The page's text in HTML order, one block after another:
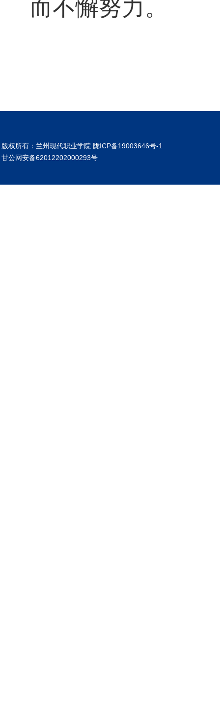
而不懈努力。
版权所有：兰州现代职业学院 陇ICP备19003646号-1
甘公网安备62012202000293号